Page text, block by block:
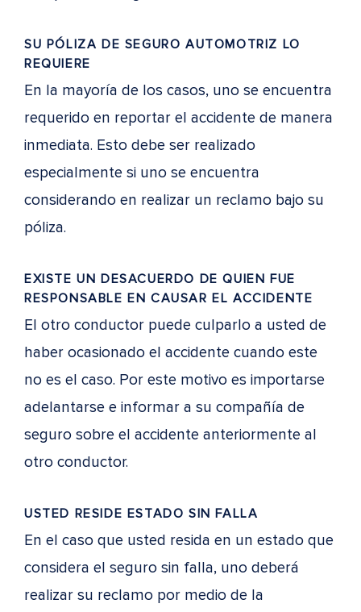
SU PÓLIZA DE SEGURO AUTOMOTRIZ LO
REQUIERE
En la mayoría de los casos, uno se encuentra
requerido en reportar el accidente de manera
inmediata. Esto debe ser realizado
especialmente si uno se encuentra
considerando en realizar un reclamo bajo su
póliza.
EXISTE UN DESACUERDO DE QUIEN FUE
RESPONSABLE EN CAUSAR EL ACCIDENTE
El otro conductor puede culparlo a usted de
haber ocasionado el accidente cuando este
no es el caso. Por este motivo es importarse
adelantarse e informar a su compañía de
seguro sobre el accidente anteriormente al
otro conductor.
USTED RESIDE ESTADO SIN FALLA
En el caso que usted resida en un estado que
considera el seguro sin falla, uno deberá
realizar su reclamo por medio de la